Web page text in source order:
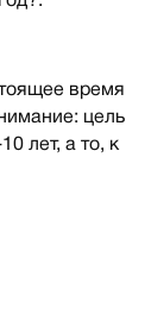
время
цель
лет, а то, к